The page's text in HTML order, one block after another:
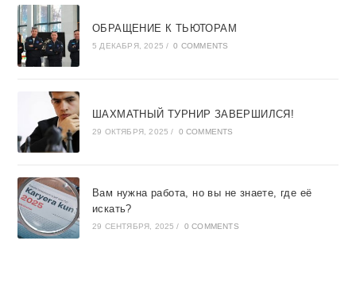
ОБРАЩЕНИЕ К ТЬЮТОРАМ
5 ДЕКАБРЯ, 2025 / 0 COMMENTS
ШАХМАТНЫЙ ТУРНИР ЗАВЕРШИЛСЯ!
29 ОКТЯБРЯ, 2025 / 0 COMMENTS
Вам нужна работа, но вы не знаете, где её
искать?
29 СЕНТЯБРЯ, 2025 / 0 COMMENTS